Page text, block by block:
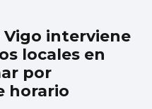
Vigo interviene
locales en
por
horario